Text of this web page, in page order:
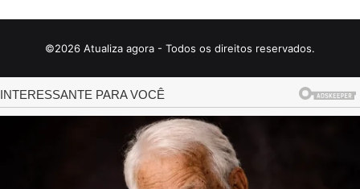
©2026 Atualiza agora - Todos os direitos reservados.